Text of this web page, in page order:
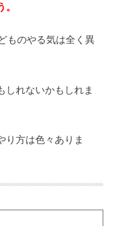
ものやる気は全く異
しれないかもしれま
り方は色々ありま